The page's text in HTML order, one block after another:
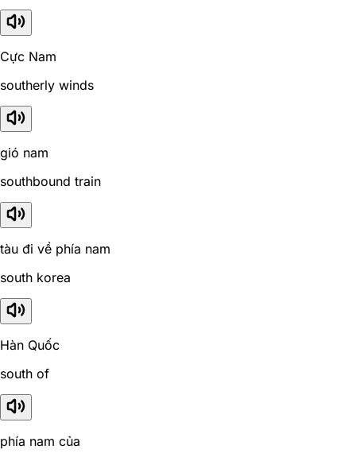
Cực Nam
southerly winds
gió nam
southbound train
tàu đi về phía nam
south korea
Hàn Quốc
south of
phía nam của